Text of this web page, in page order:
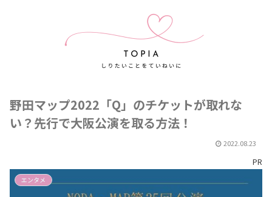
野田マップ2022「Q」のチケットが取れな
い？先行で大阪公演を取る方法！
2022.08.23
PR
エンタメ